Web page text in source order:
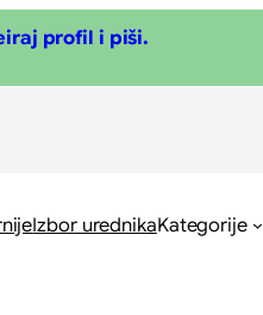
profil i piši.
Izbor urednikaKategorije